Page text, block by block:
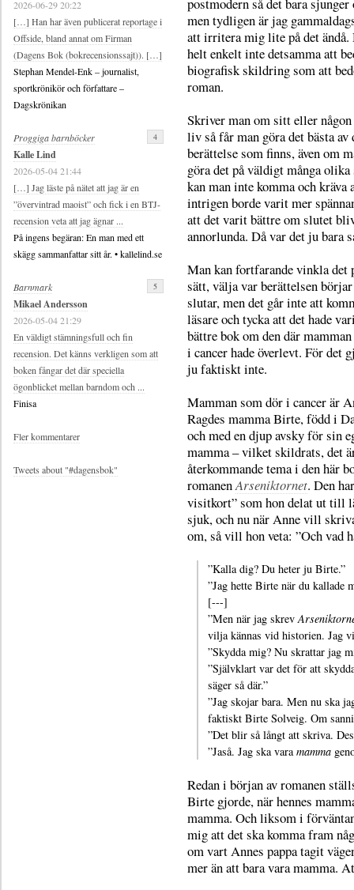
men tydligen är jag
att irritera mig lite på det ändå.
helt enkelt inte detsamma att
biografisk skildring som att
roman.
Skriver man om sitt eller någon
liv så får man göra det bästa av
berättelse som finns, även om
göra det på väldigt många
kan man inte komma och kräva
intrigen borde varit mer
att det varit bättre om slutet
annorlunda. Då var det ju bara
Man kan fortfarande vinkla det
sätt, välja var berättelsen
slutar, men det går inte att
läsare och tycka att det hade
bättre bok om den där
i cancer hade överlevt. För det
ju faktiskt inte.
Mamman som dör i cancer är
Ragdes mamma Birte, född i
och med en djup avsky för sin
mamma – vilket skildrats, det
återkommande tema i den här
romanenArseniktornet. Den
visitkort” som hon delat ut till
sjuk, och nu när Anne vill
om, så vill hon veta: ”Och vad
”Kalla dig? Du heter ju Birte.”
”Jag hette Birte när du kallade
[---]
”Men när jag skrev
vilja kännas vid historien. Jag
”Skydda mig? Nu skrattar jag
”Självklart var det för att
säger så där.”
”Jag skojar bara. Men nu ska
faktiskt Birte Solveig. Om
”Det blir så långt att skriva.
”Jaså. Jag ska vara mamma
Redan i början av romanen
Birte gjorde, när hennes
mamma. Och liksom i
mig att det ska komma fram
om vart Annes pappa tagit
mer än att bara vara mamma.
2026-06-29 20:22
[…] Han har även publicerat reportage i
Offside, bland annat om Firman
(Dagens Bok (bokrecensionssajt)). […]
Stephan Mendel-Enk – journalist,
sportkrönikör och författare –
Dagskrönikan
Proggiga barnböcker
Kalle Lind
2026-05-04 21:44
[…] Jag läste på nätet att jag är en
”övervintrad maoist” och fick i en BTJ-
recension veta att jag ägnar ...
På ingens begäran: En man med ett
skägg sammanfattar sitt år. • kallelind.se
4
Barnmark
Mikael Andersson
2026-05-04 21:29
En väldigt stämningsfull och fin
recension. Det känns verkligen som att
boken fångar det där speciella
ögonblicket mellan barndom och ...
Finisa
5
Fler kommentarer
Tweets about "#dagensbok"